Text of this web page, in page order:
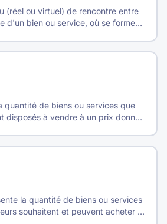
(réel ou virtuel) de rencontre entre
d'un bien ou service, où se forment
quantité de biens ou services que
disposés à vendre à un prix donné
la quantité de biens ou services
souhaitent et peuvent acheter à